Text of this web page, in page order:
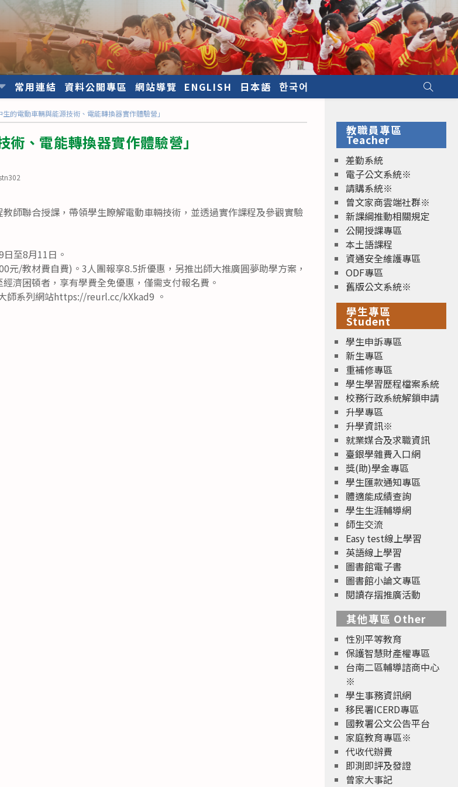
常用連結 資料公開專區 網站導覽 ENGLISH 日本語 한국어
生的電動車輛與能源技術、電能轉換器實作體驗營」
術、電能轉換器實作體驗營」
師聯合授課，帶領學生瞭解電動車輛技術，並透過實作課程及參觀實驗
至8月11日。
元/教材費自費)。3人團報享8.5折優惠，另推出師大推廣圓夢助學方案，
濟困頓者，享有學費全免優惠，僅需支付報名費。
師系列網站https://reurl.cc/kXkad9 。
教職員專區
Teacher
差勤系統
電子公文系統※
請購系統※
曾文家商雲端社群※
新課綱推動相關規定
公開授課專區
本土語課程
資通安全維護專區
ODF專區
舊版公文系統※
學生專區
Student
學生申訴專區
新生專區
重補修專區
學生學習歷程檔案系統
校務行政系統解鎖申請
升學專區
升學資訊※
就業媒合及求職資訊
臺銀學雜費入口網
獎(助)學金專區
學生匯款通知專區
體適能成績查詢
學生生涯輔導網
師生交流
Easy test線上學習
英語線上學習
圖書館電子書
圖書館小論文專區
閱讀存摺推廣活動
其他專區 Other
性別平等教育
保護智慧財產權專區
台南二區輔導諮商中心
※
學生事務資訊網
移民署ICERD專區
國教署公文公告平台
家庭教育專區※
代收代辦費
即測即評及發證
曾家大事記